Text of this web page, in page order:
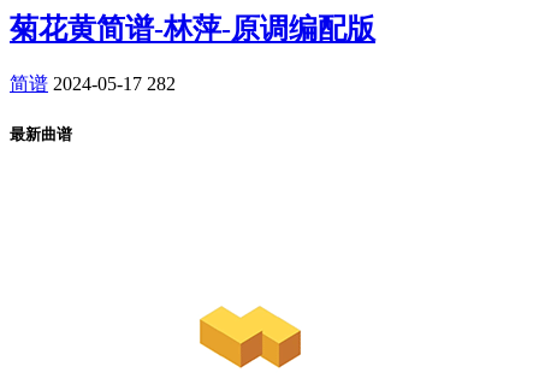
菊花黄简谱-林萍-原调编配版
简谱 2024-05-17 282
最新曲谱